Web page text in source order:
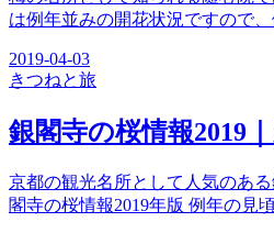
は例年並みの開花状況ですので
2019-04-03
きつねと旅
銀閣寺の桜情報2019
京都の観光名所として人気のあ
閣寺の桜情報2019年版 例年の見